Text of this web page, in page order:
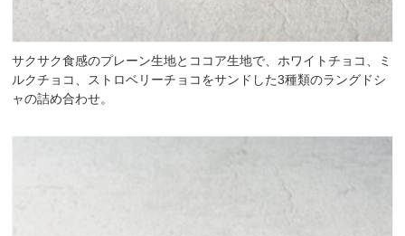
サクサク食感のプレーン生地とココア生地で、ホワイトチョコ、ミ
ルクチョコ、ストロベリーチョコをサンドした3種類のラングドシ
ャの詰め合わせ。